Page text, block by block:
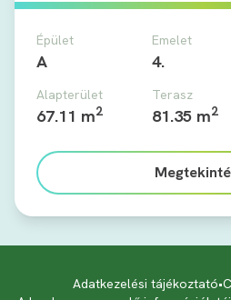
Épület
A
Emelet
4.
Alapterület
67.11 m2
Terasz
81.35 m2
Adatkezelési tájékoztató•